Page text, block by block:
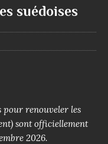
suédoises
pour renouveler les
sont officiellement
2026.